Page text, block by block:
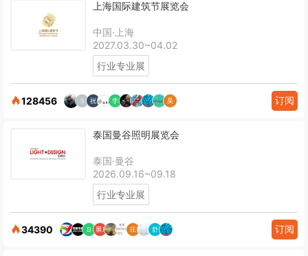
上海国际建筑节展览会
中国·上海
2027.03.30~04.02
行业专业展
128456 订阅
泰国曼谷照明展览会
泰国·曼谷
2026.09.16~09.18
行业专业展
34390 订阅